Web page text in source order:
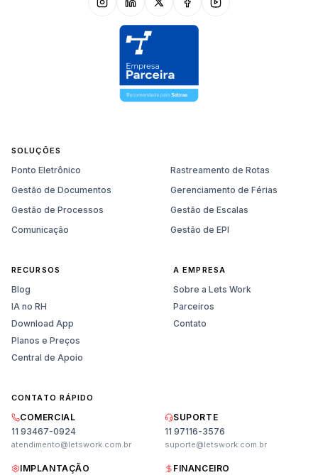
SOLUÇÕES
Ponto Eletrônico
Rastreamento de Rotas
Gestão de Documentos
Gerenciamento de Férias
Gestão de Processos
Gestão de Escalas
Comunicação
Gestão de EPI
RECURSOS
Blog
IA no RH
Download App
Planos e Preços
Central de Apoio
A EMPRESA
Sobre a Lets Work
Parceiros
Contato
CONTATO RÁPIDO
COMERCIAL
11 93467-0924
atendimento@letswork.com.br
SUPORTE
11 97116-3576
suporte@letswork.com.br
IMPLANTAÇÃO FINANCEIRO